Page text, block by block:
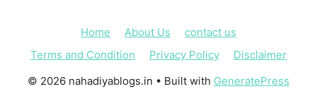
Home About Us
contact us
Terms and Condition
Privacy Policy
Disclaimer
© 2026 nahadiyablogs.in • Built with GeneratePress